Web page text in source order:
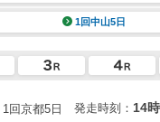
1回中山5日
回京都5日 発走時刻： 14